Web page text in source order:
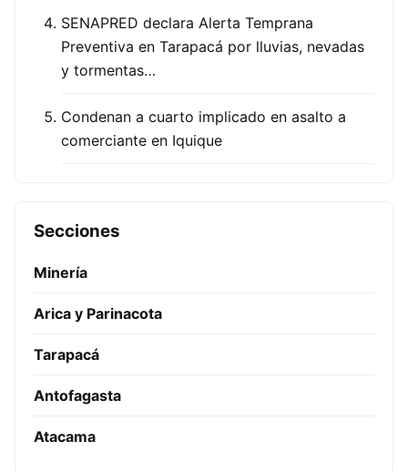
SENAPRED declara Alerta Temprana
Preventiva en Tarapacá por lluvias, nevadas
y tormentas…
Condenan a cuarto implicado en asalto a
comerciante en Iquique
Secciones
Minería
Arica y Parinacota
Tarapacá
Antofagasta
Atacama